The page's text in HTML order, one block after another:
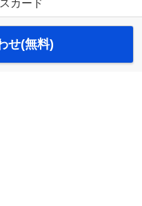
カード
せ(無料)